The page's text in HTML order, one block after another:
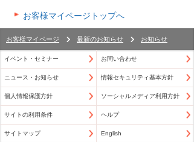
お客様マイページトップへ
お客様マイページ 最新のお知らせ お知らせ
イベント・セミナー お問い合わせ
ニュース・お知らせ 情報セキュリティ基本方針
個人情報保護方針 ソーシャルメディア利用方針
サイトの利用条件 ヘルプ
サイトマップ English